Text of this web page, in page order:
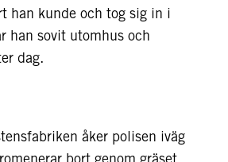
han kunde och tog sig in i
han sovit utomhus och
dag.
åker polisen iväg
bort genom gräset